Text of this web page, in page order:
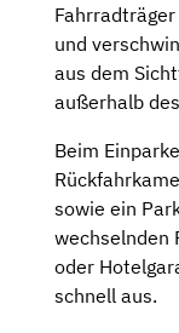
und
aus dem
außerhalb
Beim
sowie ein
wechselnden
oder
schnell aus.